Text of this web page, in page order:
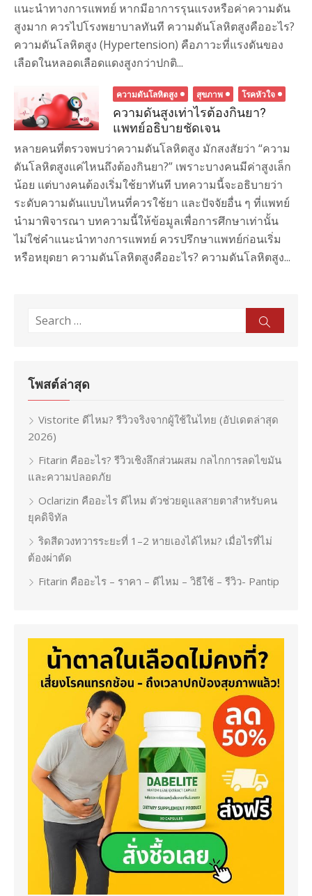
แนะนำทางการแพทย์ หากมีอาการรุนแรงหรือค่าความดัน
สูงมาก ควรไปโรงพยาบาลทันที ความดันโลหิตสูงคืออะไร?
ความดันโลหิตสูง (Hypertension) คือภาวะที่แรงดันของ
เลือดในหลอดเลือดแดงสูงกว่าปกติ...
ความดันโลหิตสูง สุขภาพ โรคหัวใจ
ความดันสูงเท่าไรต้องกินยา?
แพทย์อธิบายชัดเจน
หลายคนที่ตรวจพบว่าความดันโลหิตสูง มักสงสัยว่า “ความ
ดันโลหิตสูงแค่ไหนถึงต้องกินยา?” เพราะบางคนมีค่าสูงเล็ก
น้อย แต่บางคนต้องเริ่มใช้ยาทันที บทความนี้จะอธิบายว่า
ระดับความดันแบบไหนที่ควรใช้ยา และปัจจัยอื่น ๆ ที่แพทย์
นำมาพิจารณา บทความนี้ให้ข้อมูลเพื่อการศึกษาเท่านั้น
ไม่ใช่คำแนะนำทางการแพทย์ ควรปรึกษาแพทย์ก่อนเริ่ม
หรือหยุดยา ความดันโลหิตสูงคืออะไร? ความดันโลหิตสูง...
Search
โพสต์ล่าสุด
Vistorite ดีไหม? รีวิวจริงจากผู้ใช้ในไทย (อัปเดตล่าสุด
2026)
Fitarin คืออะไร? รีวิวเชิงลึกส่วนผสม กลไกการลดไขมัน
และความปลอดภัย
Oclarizin คืออะไร ดีไหม ตัวช่วยดูแลสายตาสำหรับคน
ยุคดิจิทัล
ริดสีดวงทวารระยะที่ 1–2 หายเองได้ไหม? เมื่อไรที่ไม่
ต้องผ่าตัด
Fitarin คืออะไร – ราคา – ดีไหม – วิธีใช้ – รีวิว- Pantip